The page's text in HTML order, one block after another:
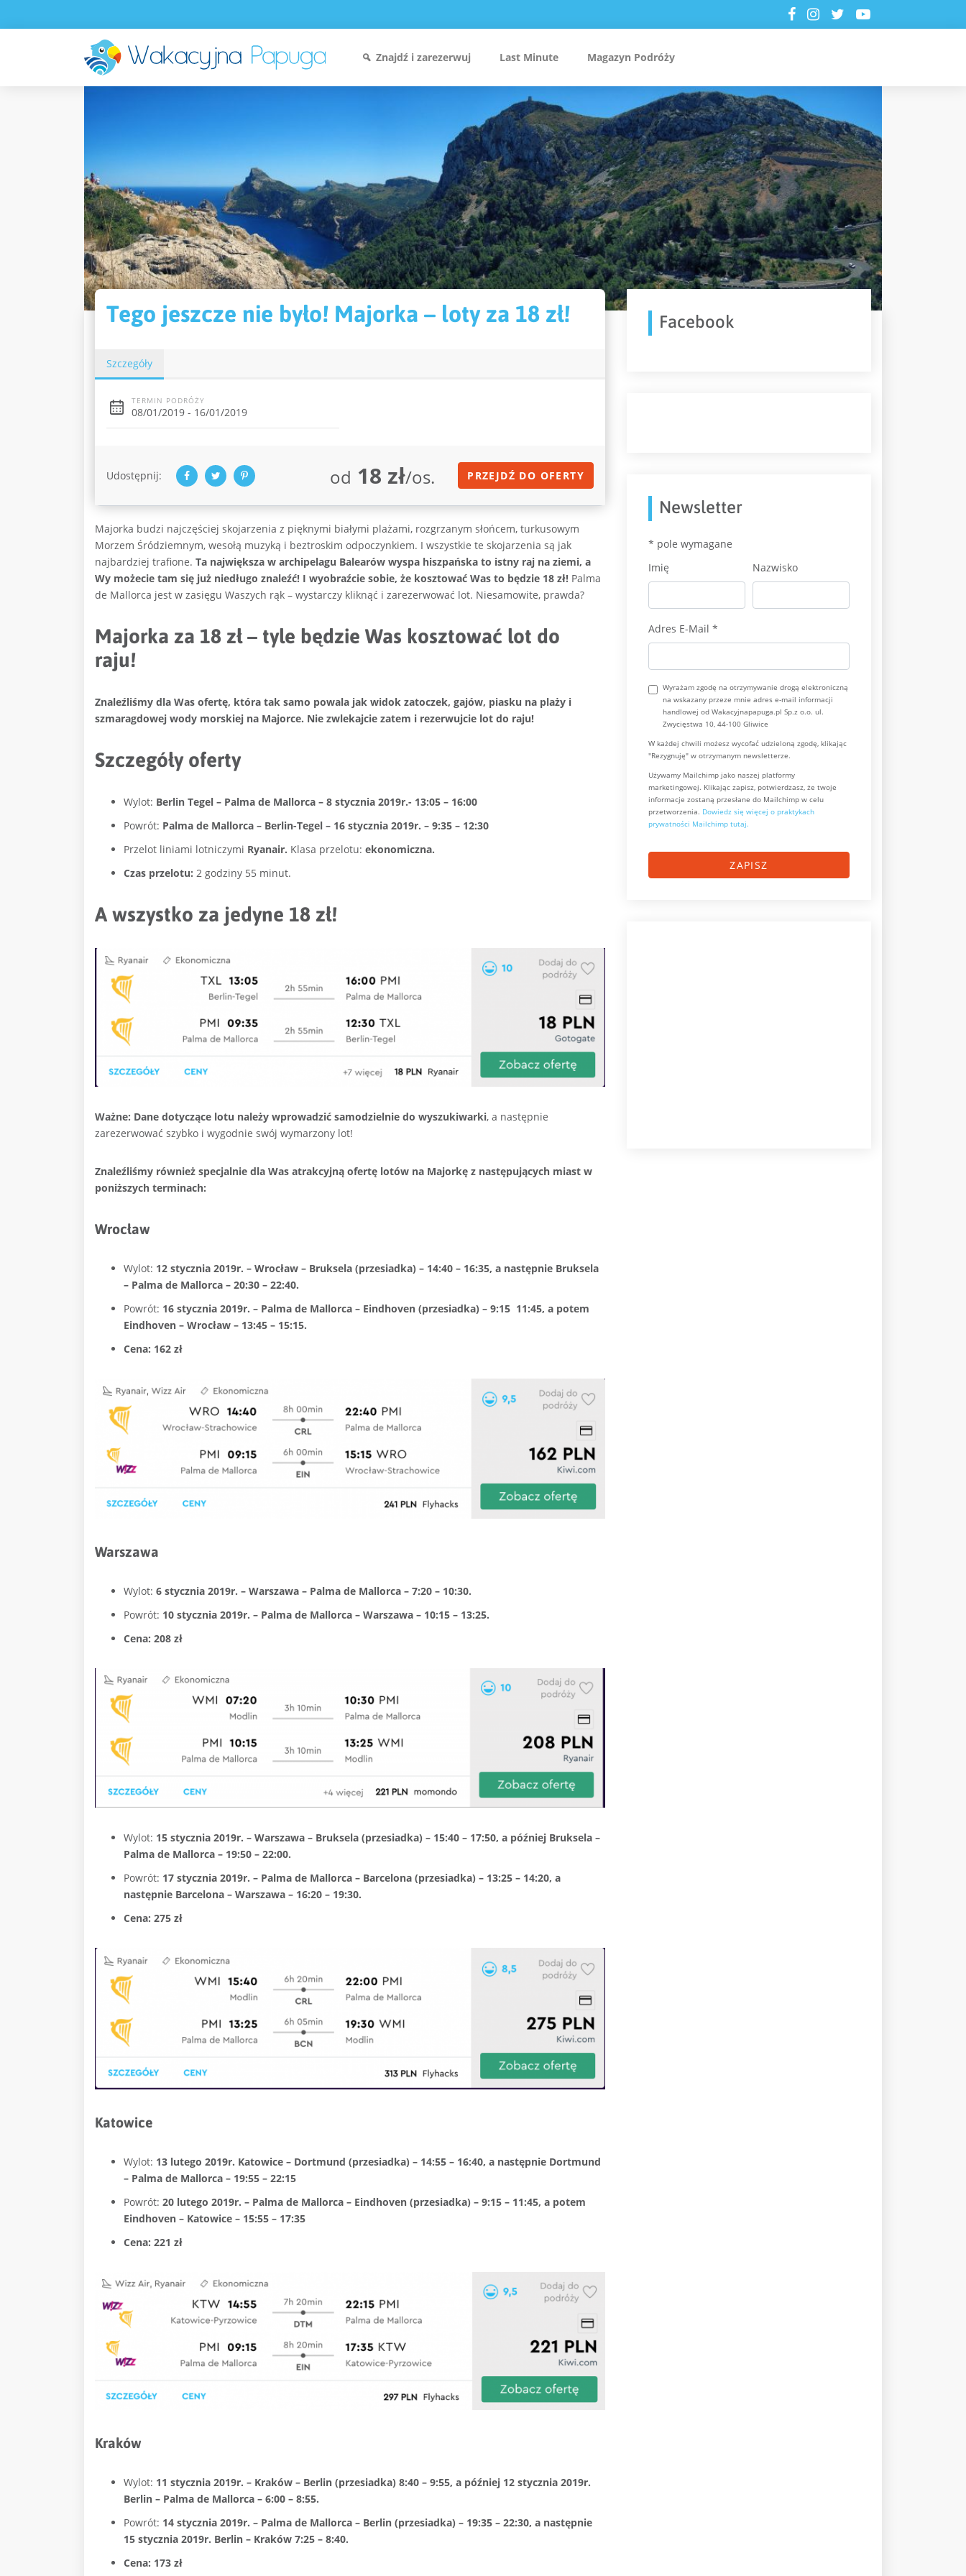
Znajdź i zarezerwuj Last Minute Magazyn Podróży
Tego jeszcze nie było! Majorka – loty za 18 zł!
Szczegóły
TERMIN PODRÓŻY
08/01/2019 - 16/01/2019
Udostępnij: od 18 zł/os. PRZEJDŹ DO OFERTY
Majorka budzi najczęściej skojarzenia z pięknymi białymi plażami, rozgrzanym słońcem, turkusowym
Morzem Śródziemnym, wesołą muzyką i beztroskim odpoczynkiem. I wszystkie te skojarzenia są jak
najbardziej trafione. Ta największa w archipelagu Balearów wyspa hiszpańska to istny raj na ziemi, a
Wy możecie tam się już niedługo znaleźć! I wyobraźcie sobie, że kosztować Was to będzie 18 zł! Palma
de Mallorca jest w zasięgu Waszych rąk – wystarczy kliknąć i zarezerwować lot. Niesamowite, prawda?
Majorka za 18 zł – tyle będzie Was kosztować lot do
raju!
Znaleźliśmy dla Was ofertę, która tak samo powala jak widok zatoczek, gajów, piasku na plaży i
szmaragdowej wody morskiej na Majorce. Nie zwlekajcie zatem i rezerwujcie lot do raju!
Szczegóły oferty
Wylot: Berlin Tegel – Palma de Mallorca – 8 stycznia 2019r.- 13:05 – 16:00
Powrót: Palma de Mallorca – Berlin-Tegel – 16 stycznia 2019r. – 9:35 – 12:30
Przelot liniami lotniczymi Ryanair. Klasa przelotu: ekonomiczna.
Czas przelotu: 2 godziny 55 minut.
A wszystko za jedyne 18 zł!
Ważne: Dane dotyczące lotu należy wprowadzić samodzielnie do wyszukiwarki, a następnie
zarezerwować szybko i wygodnie swój wymarzony lot!
Znaleźliśmy również specjalnie dla Was atrakcyjną ofertę lotów na Majorkę z następujących miast w
poniższych terminach:
Wrocław
Wylot: 12 stycznia 2019r. – Wrocław – Bruksela (przesiadka) – 14:40 – 16:35, a następnie Bruksela
– Palma de Mallorca – 20:30 – 22:40.
Powrót: 16 stycznia 2019r. – Palma de Mallorca – Eindhoven (przesiadka) – 9:15 11:45, a potem
Eindhoven – Wrocław – 13:45 – 15:15.
Cena: 162 zł
Warszawa
Wylot: 6 stycznia 2019r. – Warszawa – Palma de Mallorca – 7:20 – 10:30.
Powrót: 10 stycznia 2019r. – Palma de Mallorca – Warszawa – 10:15 – 13:25.
Cena: 208 zł
Wylot: 15 stycznia 2019r. – Warszawa – Bruksela (przesiadka) – 15:40 – 17:50, a później Bruksela –
Palma de Mallorca – 19:50 – 22:00.
Powrót: 17 stycznia 2019r. – Palma de Mallorca – Barcelona (przesiadka) – 13:25 – 14:20, a
następnie Barcelona – Warszawa – 16:20 – 19:30.
Cena: 275 zł
Katowice
Wylot: 13 lutego 2019r. Katowice – Dortmund (przesiadka) – 14:55 – 16:40, a następnie Dortmund
– Palma de Mallorca – 19:55 – 22:15
Powrót: 20 lutego 2019r. – Palma de Mallorca – Eindhoven (przesiadka) – 9:15 – 11:45, a potem
Eindhoven – Katowice – 15:55 – 17:35
Cena: 221 zł
Kraków
Wylot: 11 stycznia 2019r. – Kraków – Berlin (przesiadka) 8:40 – 9:55, a później 12 stycznia 2019r.
Berlin – Palma de Mallorca – 6:00 – 8:55.
Powrót: 14 stycznia 2019r. – Palma de Mallorca – Berlin (przesiadka) – 19:35 – 22:30, a następnie
15 stycznia 2019r. Berlin – Kraków 7:25 – 8:40.
Cena: 173 zł
Facebook
Newsletter
* pole wymagane
Imię
Nazwisko
Adres E-Mail *
Wyrażam zgodę na otrzymywanie drogą elektroniczną
na wskazany przeze mnie adres e-mail informacji
handlowej od Wakacyjnapapuga.pl Sp.z o.o. ul.
Zwycięstwa 10, 44-100 Gliwice
W każdej chwili możesz wycofać udzieloną zgodę, klikając
"Rezygnuję" w otrzymanym newsletterze.
Używamy Mailchimp jako naszej platformy
marketingowej. Klikając zapisz, potwierdzasz, że twoje
informacje zostaną przesłane do Mailchimp w celu
przetworzenia. Dowiedz się więcej o praktykach
prywatności Mailchimp tutaj.
ZAPISZ